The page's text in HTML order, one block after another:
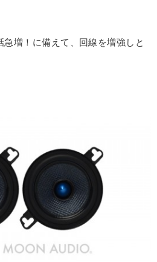
増！に備えて、回線を増強しと